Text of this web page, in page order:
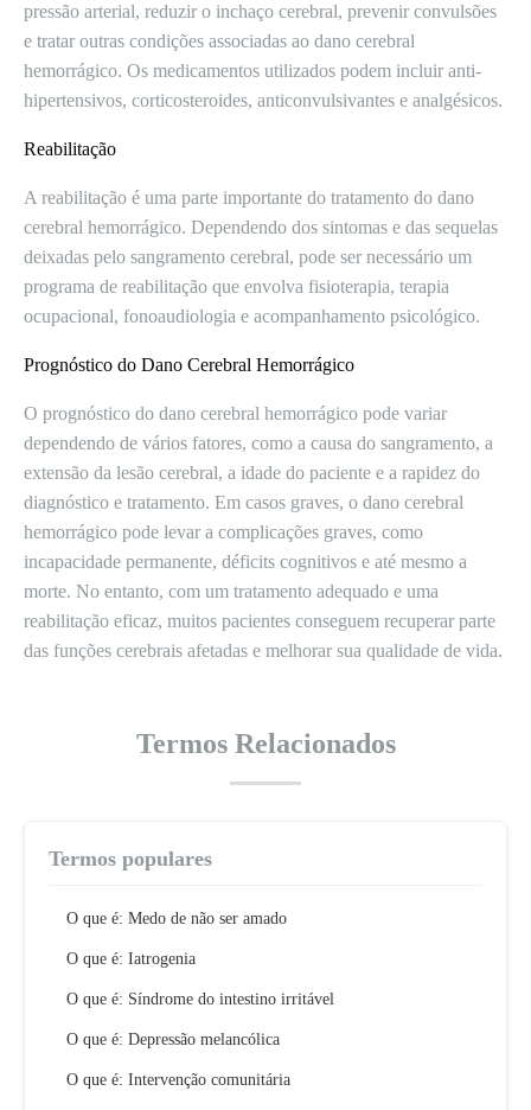
pressão arterial, reduzir o inchaço cerebral, prevenir convulsões
e tratar outras condições associadas ao dano cerebral
hemorrágico. Os medicamentos utilizados podem incluir anti-
hipertensivos, corticosteroides, anticonvulsivantes e analgésicos.
Reabilitação
A reabilitação é uma parte importante do tratamento do dano
cerebral hemorrágico. Dependendo dos sintomas e das sequelas
deixadas pelo sangramento cerebral, pode ser necessário um
programa de reabilitação que envolva fisioterapia, terapia
ocupacional, fonoaudiologia e acompanhamento psicológico.
Prognóstico do Dano Cerebral Hemorrágico
O prognóstico do dano cerebral hemorrágico pode variar
dependendo de vários fatores, como a causa do sangramento, a
extensão da lesão cerebral, a idade do paciente e a rapidez do
diagnóstico e tratamento. Em casos graves, o dano cerebral
hemorrágico pode levar a complicações graves, como
incapacidade permanente, déficits cognitivos e até mesmo a
morte. No entanto, com um tratamento adequado e uma
reabilitação eficaz, muitos pacientes conseguem recuperar parte
das funções cerebrais afetadas e melhorar sua qualidade de vida.
Termos Relacionados
Termos populares
O que é: Medo de não ser amado
O que é: Iatrogenia
O que é: Síndrome do intestino irritável
O que é: Depressão melancólica
O que é: Intervenção comunitária